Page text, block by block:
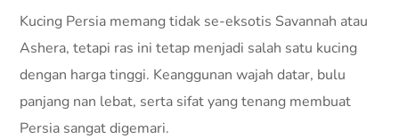
Kucing Persia memang tidak se-eksotis Savannah atau
Ashera, tetapi ras ini tetap menjadi salah satu kucing
dengan harga tinggi. Keanggunan wajah datar, bulu
panjang nan lebat, serta sifat yang tenang membuat
Persia sangat digemari.